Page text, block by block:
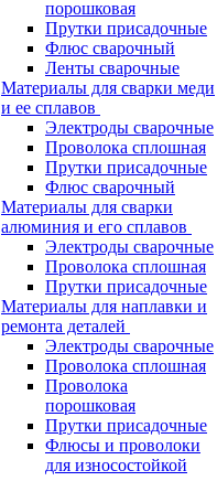
порошковая
Прутки присадочные
Флюс сварочный
Ленты сварочные
Материалы для сварки меди
и ее сплавов
Электроды сварочные
Проволока сплошная
Прутки присадочные
Флюс сварочный
Материалы для сварки
алюминия и его сплавов
Электроды сварочные
Проволока сплошная
Прутки присадочные
Материалы для наплавки и
ремонта деталей
Электроды сварочные
Проволока сплошная
Проволока
порошковая
Прутки присадочные
Флюсы и проволоки
для износостойкой